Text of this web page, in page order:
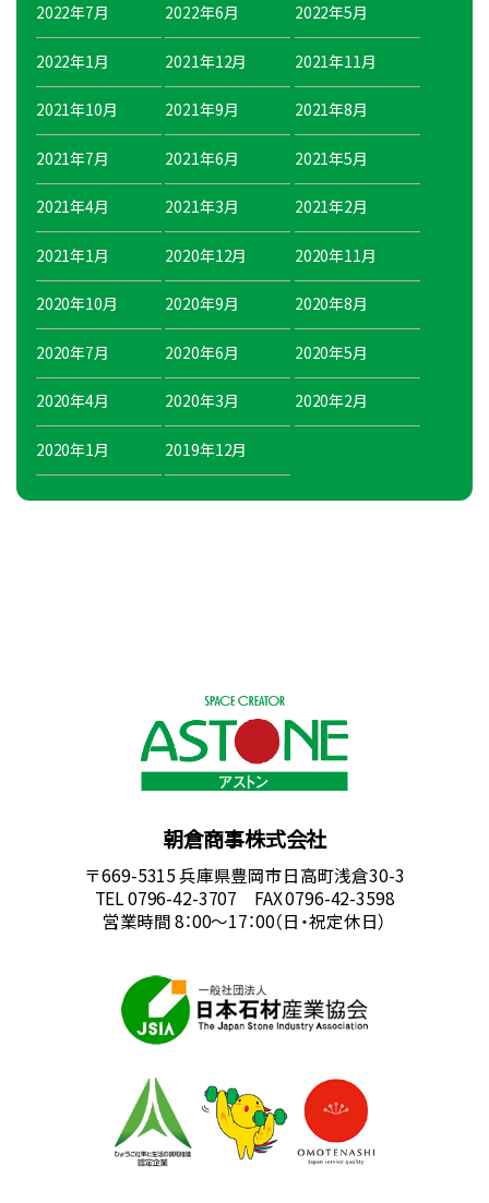
2022年7月 2022年6月 2022年5月
2022年1月 2021年12月 2021年11月
2021年10月 2021年9月 2021年8月
2021年7月 2021年6月 2021年5月
2021年4月 2021年3月 2021年2月
2021年1月 2020年12月 2020年11月
2020年10月 2020年9月 2020年8月
2020年7月 2020年6月 2020年5月
2020年4月 2020年3月 2020年2月
2020年1月 2019年12月
朝倉商事株式会社
〒669-5315 兵庫県豊岡市日高町浅倉30-3
TEL 0796-42-3707 FAX 0796-42-3598
営業時間 8：00～17：00（日・祝定休日）